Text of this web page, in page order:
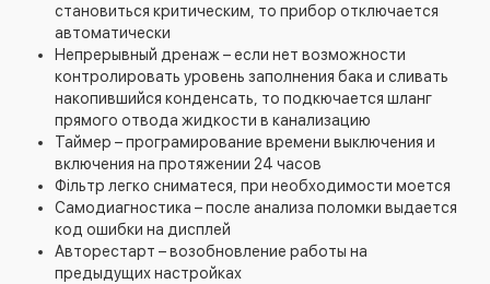
становиться критическим, то прибор отключается
автоматически
Непрерывный дренаж – если нет возможности
контролировать уровень заполнения бака и сливать
накопившийся конденсать, то подкючается шланг
прямого отвода жидкости в канализацию
Таймер – програмирование времени выключения и
включения на протяжении 24 часов
Фільтр легко сниматеся, при необходимости моется
Самодиагностика – после анализа поломки выдается
код ошибки на дисплей
Авторестарт – возобновление работы на
предыдущих настройках